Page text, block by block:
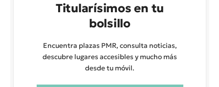
Titularísimos en tu
bolsillo
Encuentra plazas PMR, consulta noticias,
descubre lugares accesibles y mucho más
desde tu móvil.